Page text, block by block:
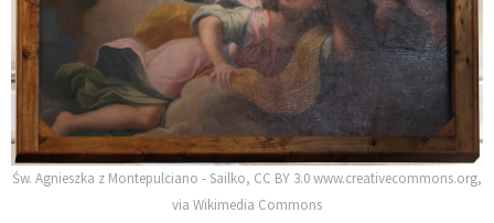
Św. Agnieszka z Montepulciano - Sailko, CC BY 3.0 www.creativecommons.org,
via Wikimedia Commons